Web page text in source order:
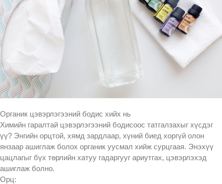
Органик цэвэрлэгээний бодис хийх нь
Химийн гаралтай цэвэрлэгээний бодисоос татгалзахыг хүсдэг
үү? Энгийн орцтой, хямд зардлаар, хүний биед хоргүй олон
янзаар ашиглаж болох органик уусмал хийж сурцгаая. Энэхүү
цацлагыг бүх төрлийн хатуу гадаргууг ариутгах, цэвэрлэхэд
ашиглаж болно.
Орц: